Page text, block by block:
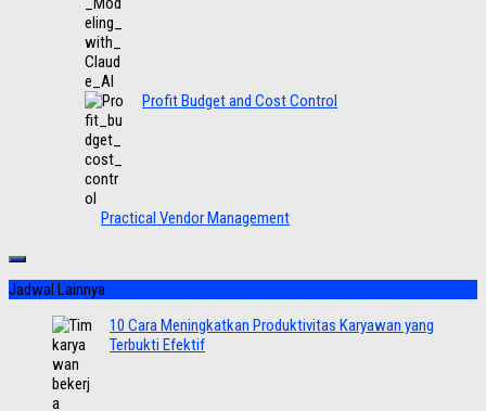
Profit Budget and Cost Control
Practical Vendor Management
Jadwal Lainnya
10 Cara Meningkatkan Produktivitas Karyawan yang
Terbukti Efektif